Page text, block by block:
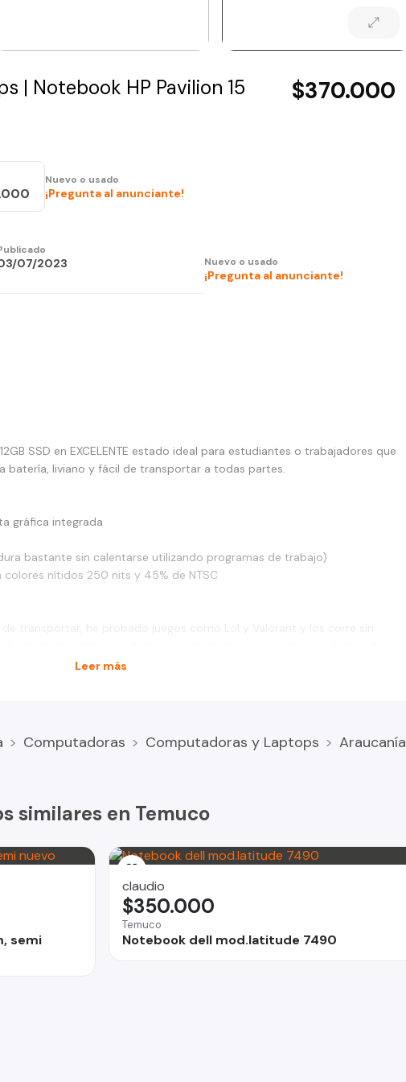
| Notebook HP Pavilion 15
$370.000
Nuevo o usado
¡Pregunta al anunciante!
07/2023 Nuevo o usado
¡Pregunta al anunciante!
SSD en EXCELENTE estado ideal para estudiantes o trabajadores que
batería, liviano y fácil de transportar a todas partes.
gráfica integrada
bastante sin calentarse utilizando programas de trabajo)
nítidos 250 nits y 45% de NTSC
de transportarLeer más
Computadoras Computadoras y Laptops Araucanía
similares en Temuco
semi
claudio
Temuco
Notebook dell mod.latitude 7490
$350.000